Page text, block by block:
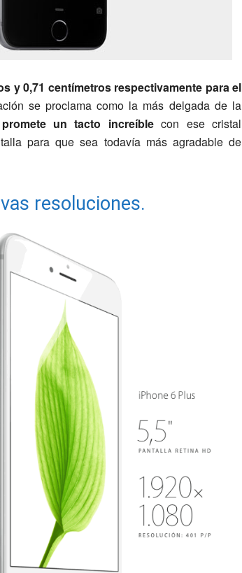
y 0,71 centímetros respectivamente para el
se proclama como la más delgada de la
un tacto increíblecon ese cristal
para que sea todavía más agradable de
resoluciones.